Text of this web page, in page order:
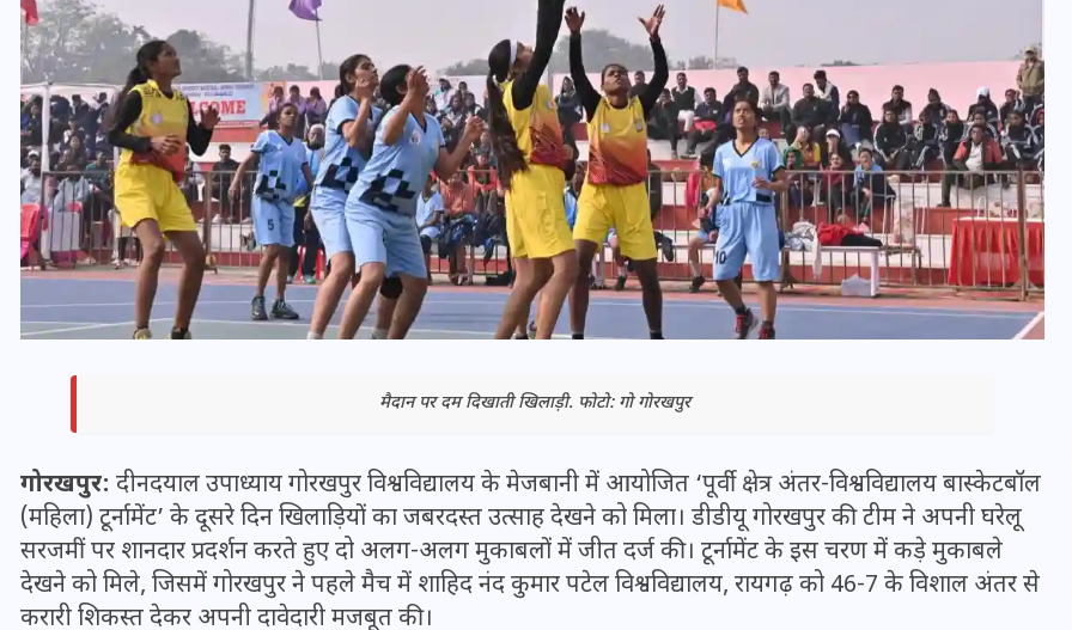
मैदान पर दम दिखाती खिलाड़ी. फोटो: गो गोरखपुर
गोरखपुर: दीनदयाल उपाध्याय गोरखपुर विश्वविद्यालय के मेजबानी में आयोजित ‘पूर्वी क्षेत्र अंतर-विश्वविद्यालय बास्केटबॉल
(महिला) टूर्नामेंट’ के दूसरे दिन खिलाड़ियों का जबरदस्त उत्साह देखने को मिला। डीडीयूगोरखपुर की टीम ने अपनी घरेलू
सरजमीं पर शानदार प्रदर्शन करते हुए दो अलग-अलग मुकाबलों में जीत दर्ज की। टूर्नामेंट के इस चरण में कड़े मुकाबले
देखने को मिले, जिसमें गोरखपुर ने पहले मैच में शाहिद नंद कुमार पटेल विश्वविद्यालय, रायगढ़ को 46-7 के विशाल अंतर से
करारी शिकस्त देकर अपनी दावेदारी मजबूत की।
यूपी लेखपाल भर्ती: ओबीसी को
मिली बड़ी राहत, 2158 पदों पर
बंपर वैकेंसी, जनरल कोटे में भारी
कटौती
29 दिसम्बर 2025
वोटर लिस्ट पुनरीक्षण कार्यक्रम में
हुआ बदलाव, देखें नई तारीखों की
पूरी लिस्ट
30 दिसम्बर 2025